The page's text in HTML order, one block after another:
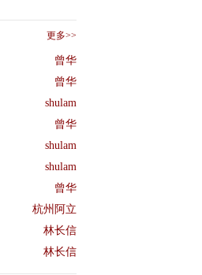
更多>>
曾华
曾华
shulam
曾华
shulam
shulam
曾华
杭州阿立
林长信
林长信